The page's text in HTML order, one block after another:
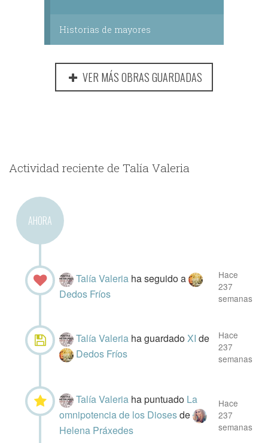
Historias de mayores
VER MÁS OBRAS GUARDADAS
Actividad reciente de Talía Valeria
AHORA
Talía Valeria ha seguido a
Dedos Fríos
Hace
237
semanas
Talía Valeria ha guardadoXIde
Dedos Fríos
Hace
237
semanas
Talía Valeria ha puntuado La
omnipotencia de los Diosesde
Helena Práxedes
Hace
237
semanas